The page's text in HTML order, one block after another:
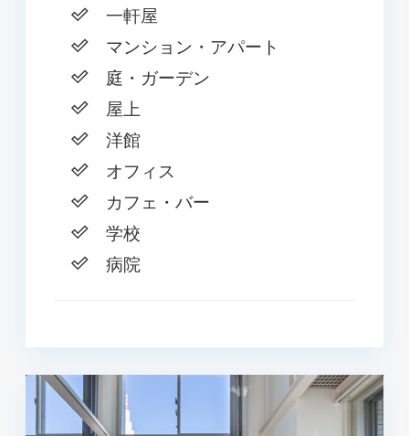
一軒屋
マンション・アパート
庭・ガーデン
屋上
洋館
オフィス
カフェ・バー
学校
病院